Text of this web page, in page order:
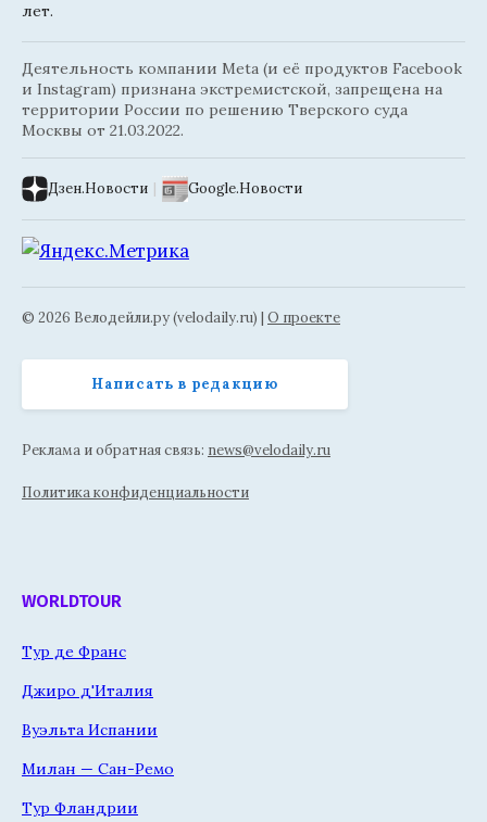
лет.
Деятельность компании Meta (и её продуктов Facebook
и Instagram) признана экстремистской, запрещена на
территории России по решению Тверского суда
Москвы от 21.03.2022.
Дзен.Новости | Google.Новости
© 2026 Велодейли.ру (velodaily.ru) | О проекте
Написать в редакцию
Реклама и обратная связь: news@velodaily.ru
Политика конфиденциальности
WORLDTOUR
Тур де Франс
Джиро д'Италия
Вуэльта Испании
Милан — Сан-Ремо
Тур Фландрии